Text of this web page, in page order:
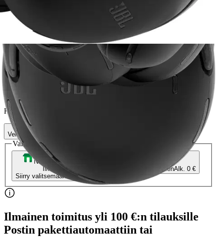
JBL langattomat
vastamelukuulokkeet Tour One
M3 musta
Asiakasomistajahinta
Hinta ilman S-Etukorttia:
Verkkokaupan hinta
Valitse toimitustapa
Nouto myymälästä
Ilmainen
Siirry valitsemaan myymälä
Kotiin tai noutopisteeseenAlk. 0 €
Ilmainen toimitus yli 100 €:n tilauksille
Postin pakettiautomaattiin tai